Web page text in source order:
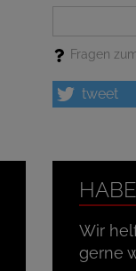
Fragen
tweet
Wir
gerne